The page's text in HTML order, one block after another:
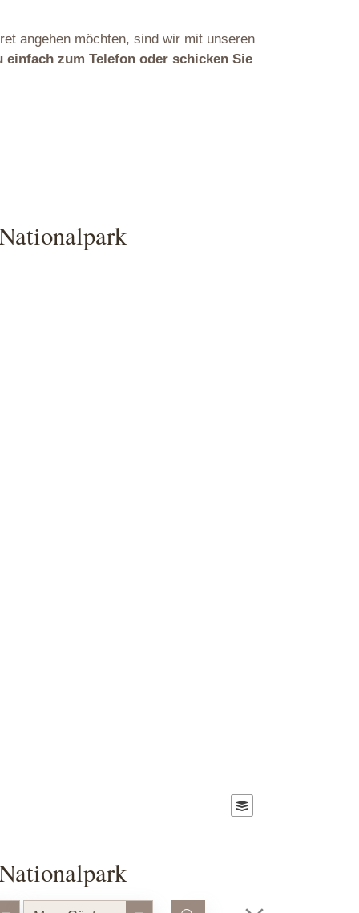
angehen möchten, sind wir mit unseren
einfach zum Telefon oder schicken Sie